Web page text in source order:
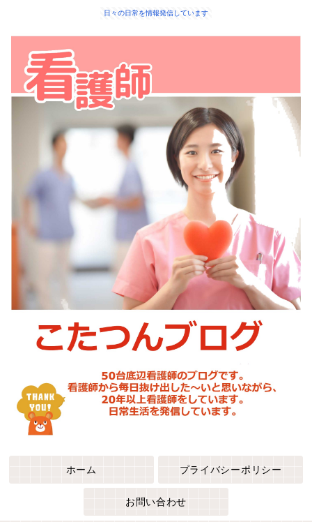
日々の日常を情報発信しています
ホーム プライバシーポリシー
お問い合わせ